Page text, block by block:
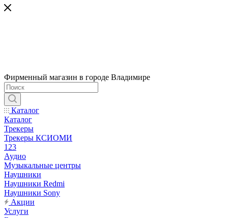
Фирменный магазин в городе Владимире
Каталог
Каталог
Трекеры
Трекеры КСИОМИ
123
Аудио
Музыкальные центры
Наушники
Наушники Redmi
Наушники Sony
Акции
Услуги